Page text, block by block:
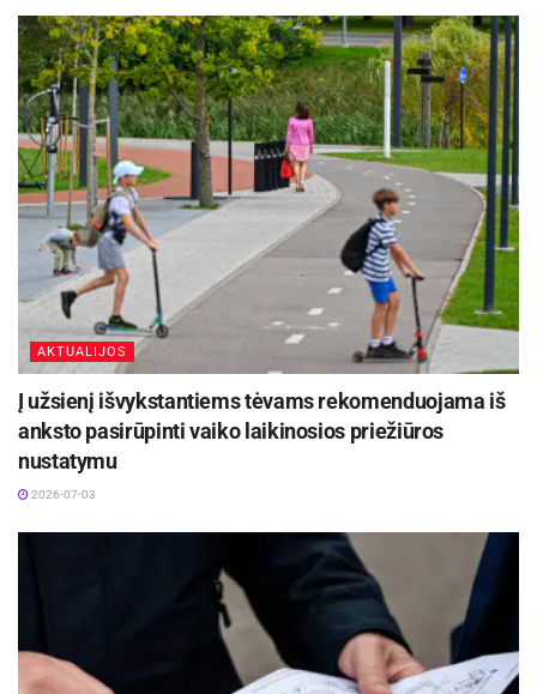
Biržų rajono savivaldybės informacija
AKTUALIJOS
Į užsienį išvykstantiems tėvams rekomenduojama iš
anksto pasirūpinti vaiko laikinosios priežiūros
nustatymu
2026-07-03